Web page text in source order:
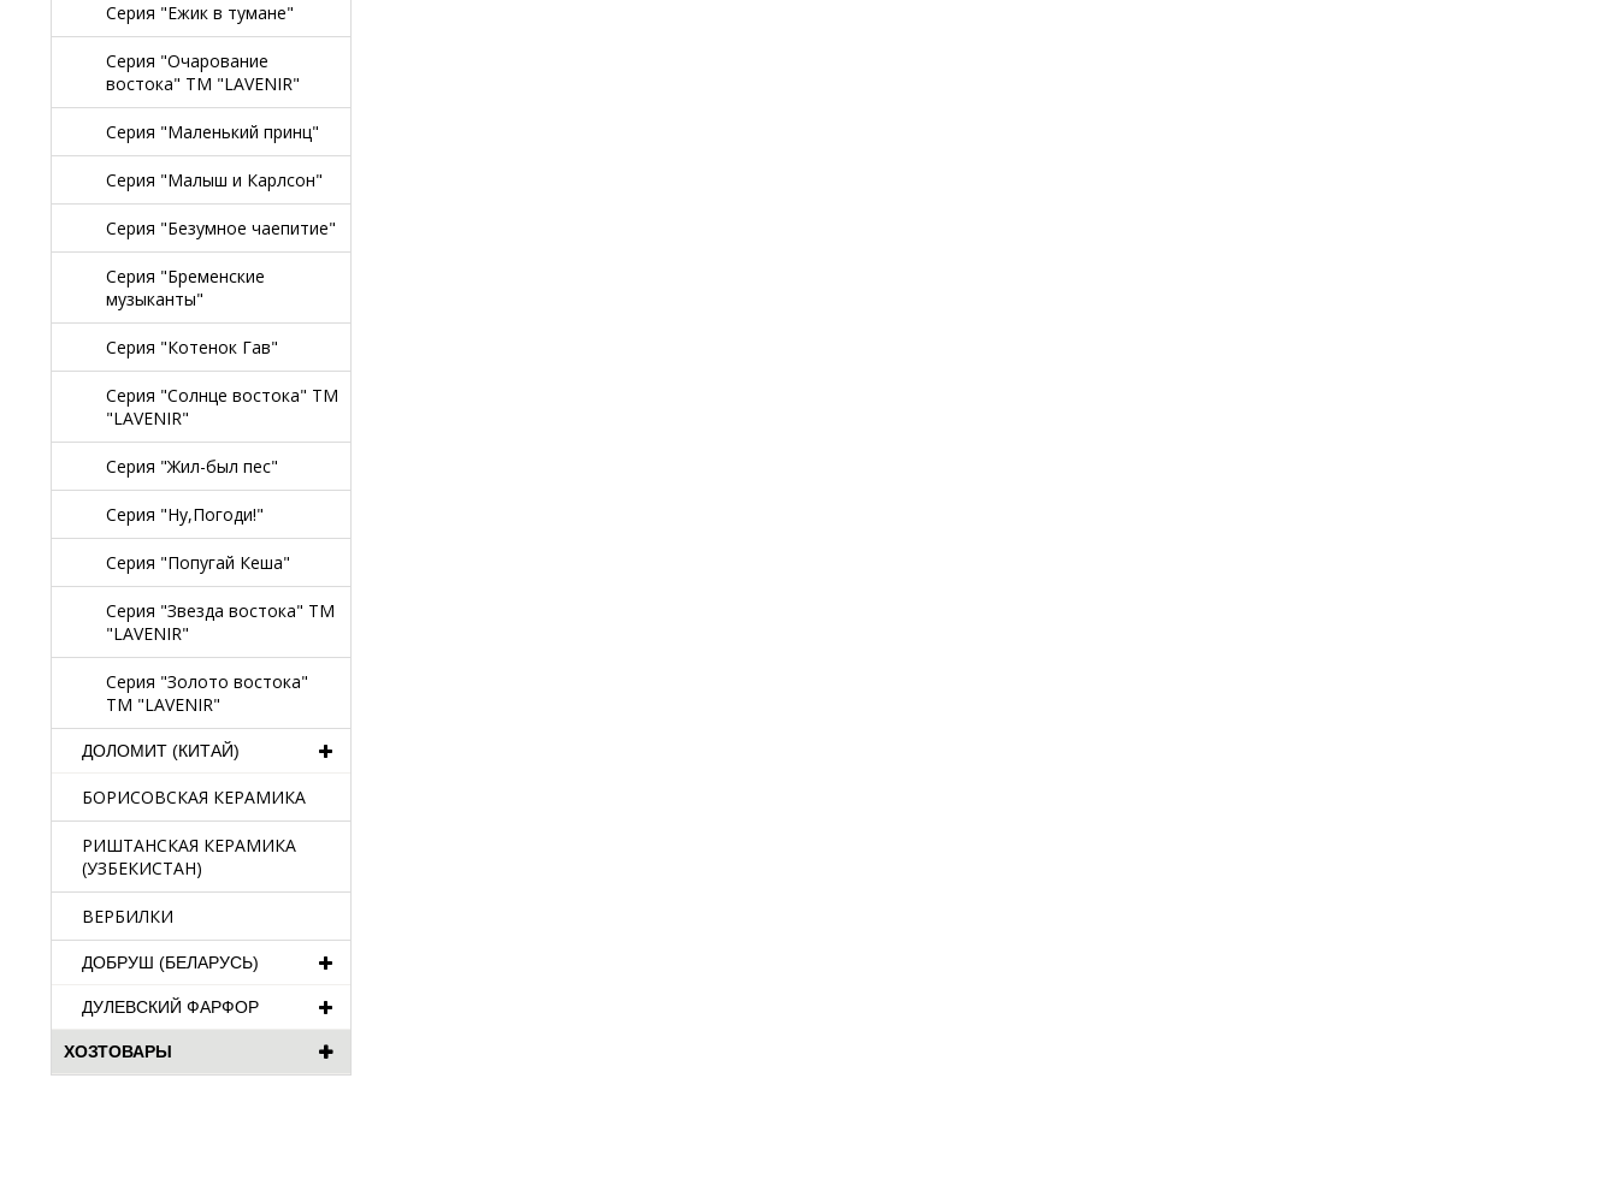
Серия "Ежик в тумане"
Серия "Очарование
востока" TM "LAVENIR"
Серия "Маленький принц"
Серия "Малыш и Карлсон"
Серия "Безумное чаепитие"
Серия "Бременские
музыканты"
Серия "Котенок Гав"
Серия "Солнце востока" TM
"LAVENIR"
Серия "Жил-был пес"
Серия "Ну,Погоди!"
Серия "Попугай Кеша"
Серия "Звезда востока" TM
"LAVENIR"
Серия "Золото востока"
TM "LAVENIR"
ДОЛОМИТ (КИТАЙ)
БОРИСОВСКАЯ КЕРАМИКА
РИШТАНСКАЯ КЕРАМИКА
(УЗБЕКИСТАН)
ВЕРБИЛКИ
ДОБРУШ (БЕЛАРУСЬ)
ДУЛЕВСКИЙ ФАРФОР
ХОЗТОВАРЫ